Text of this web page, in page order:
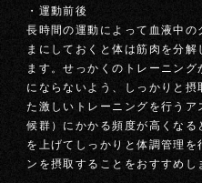
・運動前後
長時間の運動によって血液中の
まにしておくと体は筋肉を分
ます。せっかくのトレーニン
にならないよう、しっかりと摂
た激しいトレーニングを行う
候群）にかかる頻度が高くな
を上げてしっかりと体調管理を
ンを摂取することをおすすめし